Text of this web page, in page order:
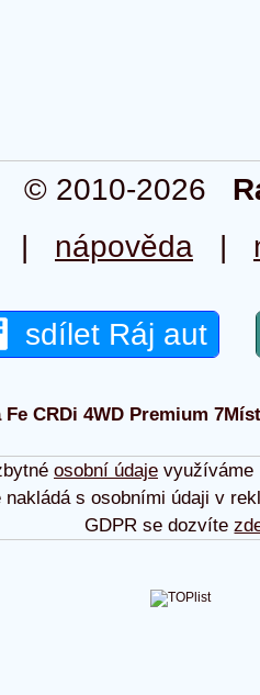
© 2010-2026
| nápověda |
sdílet Ráj aut
CRDi 4WD Premium
osobní údajevyužíváme
nakládá s osobními údaji v
GDPR se dozvíte